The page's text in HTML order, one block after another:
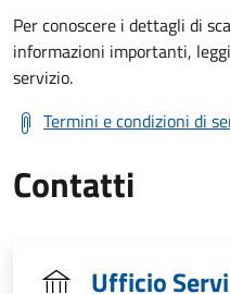
Per conoscere i dettagli di
informazioni importanti,
servizio.
Termini e condizioni di
Contatti
Ufficio